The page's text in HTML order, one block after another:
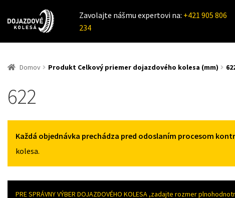
Zavolajte nášmu expertovi na: +421 905 806
234
Domov Produkt Celkový priemer dojazdového kolesa (mm)
622
Každá objednávka prechádza pred odoslaním procesom
kolesa.
PRE SPRÁVNY VÝBER DOJAZDOVÉHO KOLESA ,zadajte rozmer